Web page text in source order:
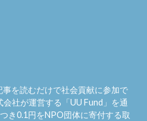
を読むだけで社会貢献に参加で
会社が運営する「UU Fund 」を通
き0.1円をNPO団体に寄付する取